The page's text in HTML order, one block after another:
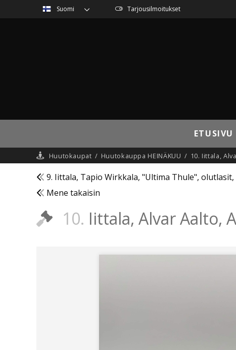
Suomi Tarjousilmoitukset
ETUSIVU
Huutokaupat / Huutokauppa HEINÄKUU / 10. Iittala,
9. Iittala, Tapio Wirkkala, "Ultima Thule", olutlasit,
Mene takaisin
10. Iittala, Alvar Aalto,